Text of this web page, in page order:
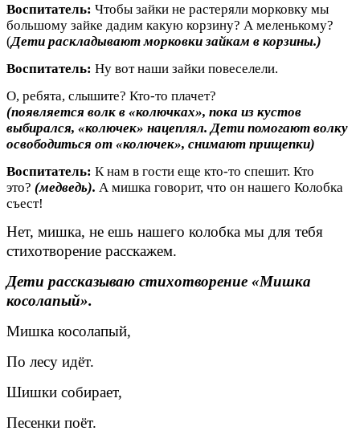
Воспитатель: Чтобы зайки не растеряли морковку мы
большому зайке дадим какую корзину? А меленькому?
(Дети раскладывают морковки зайкам в корзины.)
Воспитатель: Ну вот наши зайки повеселели.
О, ребята, слышите? Кто-то плачет?
(появляется волк в «колючках», пока из кустов
выбирался, «колючек» нацеплял. Дети помогают волку
освободиться от «колючек», снимают прищепки)
Воспитатель: К нам в гости еще кто-то спешит. Кто
это? (медведь). А мишка говорит, что он нашего Колобка
съест!
Нет, мишка, не ешь нашего колобка мы для тебя
стихотворение расскажем.
Дети рассказываю стихотворение «Мишка
косолапый».
Мишка косолапый,
По лесу идёт.
Шишки собирает,
Песенки поёт.